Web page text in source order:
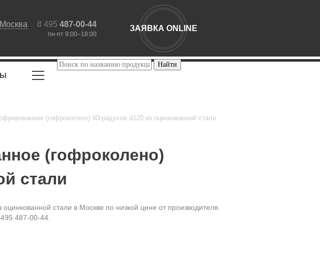
Москва 8 495 487-00-44
пн-пт 9:00–18:00
ЗАЯВКА ONLINE
(гофроколено) 90градусов d120 из оцинкованной стали
(гофроколено)
стали
стали в Москве по низкой цене от производителя.
487-00-44.